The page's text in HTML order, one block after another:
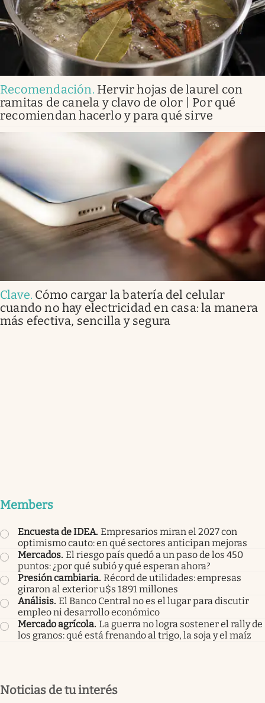
Recomendación. Hervir hojas de laurel con
ramitas de canela y clavo de olor | Por qué
recomiendan hacerlo y para qué sirve
Clave. Cómo cargar la batería del celular
cuando no hay electricidad en casa: la manera
más efectiva, sencilla y segura
Members
Encuesta de IDEA. Empresarios miran el 2027 con
optimismo cauto: en qué sectores anticipan mejoras
Mercados. El riesgo país quedó a un paso de los 450
puntos: ¿por qué subió y qué esperan ahora?
Presión cambiaria. Récord de utilidades: empresas
giraron al exterior u$s 1891 millones
Análisis. El Banco Central no es el lugar para discutir
empleo ni desarrollo económico
Mercado agrícola. La guerra no logra sostener el rally de
los granos: qué está frenando al trigo, la soja y el maíz
Noticias de tu interés